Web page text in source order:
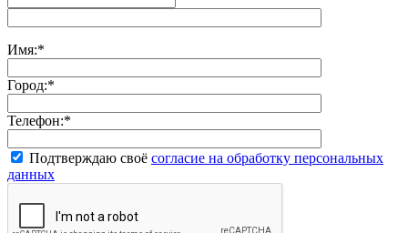
Имя:*
Город:*
Телефон:*
Подтверждаю своё согласие на обработку персональных
данных